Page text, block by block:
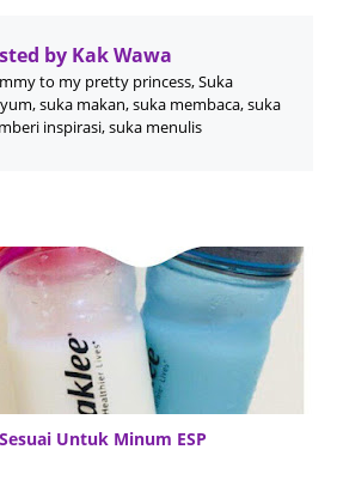
by Kak Wawa
to my pretty princess, Suka
suka makan, suka membaca, suka
inspirasi, suka menulis
Untuk Minum ESP